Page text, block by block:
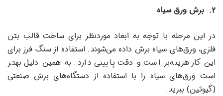
۲. برش ورق سیاه
در این مرحله با توجه به ابعاد موردنظر برای ساخت قالب بتن
فلزی، ورق‌های سیاه برش داده می‌شوند. استفاده از سنگ فرز برای
این کار هزینه‌بر است و دقت پایینی دارد. به همین دلیل بهتر
است ورق‌های سیاه را با استفاده از دستگاه‌های برش صنعتی
(گیوتین) ببرید.